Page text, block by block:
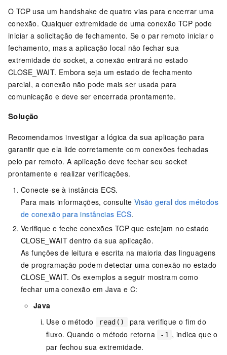
O TCP usa um handshake de quatro vias para encerrar uma
conexão. Qualquer extremidade de uma conexão TCP pode
iniciar a solicitação de fechamento. Se o par remoto iniciar o
fechamento, mas a aplicação local não fechar sua
extremidade do socket, a conexão entrará no estado
CLOSE_WAIT. Embora seja um estado de fechamento
parcial, a conexão não pode mais ser usada para
comunicação e deve ser encerrada prontamente.
Solução
Recomendamos investigar a lógica da sua aplicação para
garantir que ela lide corretamente com conexões fechadas
pelo par remoto. A aplicação deve fechar seu socket
prontamente e realizar verificações.
Conecte-se à instância ECS.
Para mais informações, consulte Visão geral dos métodos
de conexão para instâncias ECS.
Verifique e feche conexões TCP que estejam no estado
CLOSE_WAIT dentro da sua aplicação.
As funções de leitura e escrita na maioria das linguagens
de programação podem detectar uma conexão no estado
CLOSE_WAIT. Os exemplos a seguir mostram como
fechar uma conexão em Java e C:
Java
Use o método
read()
para verifique o fim do
fluxo. Quando o método retorna
-1 , indica que o
par fechou sua extremidade.